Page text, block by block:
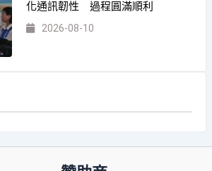
化通訊韌性 過程圓滿順利
2026-08-10